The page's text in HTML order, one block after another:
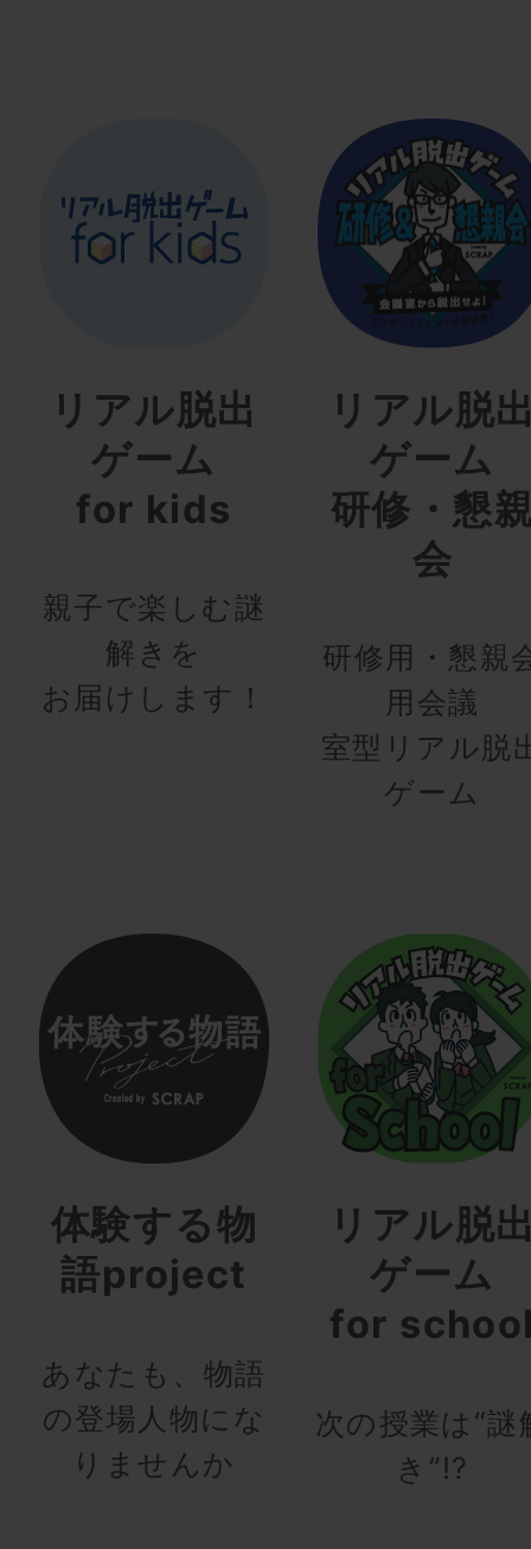
リアル脱出
ゲーム
for kids
親子で楽しむ謎
解きを
お届けします！
リアル脱
ゲーム
研修・懇
会
研修用・懇親
用会議
室型リアル脱
ゲーム
体験する物
語project
あなたも、物語
の登場人物にな
りませんか
リアル脱
ゲーム
for
次の授業は“謎
き”!?